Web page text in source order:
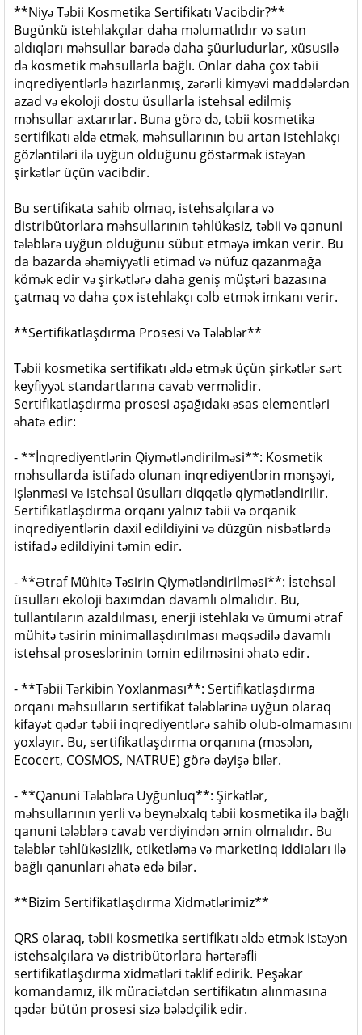
**Niyə Təbii Kosmetika Sertifikatı Vacibdir?**
Bugünkü istehlakçılar daha məlumatlıdır və satın
aldıqları məhsullar barədə daha şüurludurlar, xüsusilə
də kosmetik məhsullarla bağlı. Onlar daha çox təbii
inqrediyentlərlə hazırlanmış, zərərli kimyəvi maddələrdən
azad və ekoloji dostu üsullarla istehsal edilmiş
məhsullar axtarırlar. Buna görə də, təbii kosmetika
sertifikatı əldə etmək, məhsullarının bu artan istehlakçı
gözləntiləri ilə uyğun olduğunu göstərmək istəyən
şirkətlər üçün vacibdir.
Bu sertifikata sahib olmaq, istehsalçılara və
distribütorlara məhsullarının təhlükəsiz, təbii və qanuni
tələblərə uyğun olduğunu sübut etməyə imkan verir. Bu
da bazarda əhəmiyyətli etimad və nüfuz qazanmağa
kömək edir və şirkətlərə daha geniş müştəri bazasına
çatmaq və daha çox istehlakçı cəlb etmək imkanı verir.
**Sertifikatlaşdırma Prosesi və Tələblər**
Təbii kosmetika sertifikatı əldə etmək üçün şirkətlər sərt
keyfiyyət standartlarına cavab verməlidir.
Sertifikatlaşdırma prosesi aşağıdakı əsas elementləri
əhatə edir:
- **İnqrediyentlərin Qiymətləndirilməsi**: Kosmetik
məhsullarda istifadə olunan inqrediyentlərin mənşəyi,
işlənməsi və istehsal üsulları diqqətlə qiymətləndirilir.
Sertifikatlaşdırma orqanı yalnız təbii və orqanik
inqrediyentlərin daxil edildiyini və düzgün nisbətlərdə
istifadə edildiyini təmin edir.
- **Ətraf Mühitə Təsirin Qiymətləndirilməsi**: İstehsal
üsulları ekoloji baxımdan davamlı olmalıdır. Bu,
tullantıların azaldılması, enerji istehlakı və ümumi ətraf
mühitə təsirin minimallaşdırılması məqsədilə davamlı
istehsal proseslərinin təmin edilməsini əhatə edir.
- **Təbii Tərkibin Yoxlanması**: Sertifikatlaşdırma
orqanı məhsulların sertifikat tələblərinə uyğun olaraq
kifayət qədər təbii inqrediyentlərə sahib olub-olmamasını
yoxlayır. Bu, sertifikatlaşdırma orqanına (məsələn,
Ecocert, COSMOS, NATRUE) görə dəyişə bilər.
- **Qanuni Tələblərə Uyğunluq**: Şirkətlər,
məhsullarının yerli və beynəlxalq təbii kosmetika ilə bağlı
qanuni tələblərə cavab verdiyindən əmin olmalıdır. Bu
tələblər təhlükəsizlik, etiketləmə və marketinq iddiaları ilə
bağlı qanunları əhatə edə bilər.
**Bizim Sertifikatlaşdırma Xidmətlərimiz**
QRS olaraq, təbii kosmetika sertifikatı əldə etmək istəyən
istehsalçılara və distribütorlara hərtərəfli
sertifikatlaşdırma xidmətləri təklif edirik. Peşəkar
komandamız, ilk müraciətdən sertifikatın alınmasına
qədər bütün prosesi sizə bələdçilik edir.